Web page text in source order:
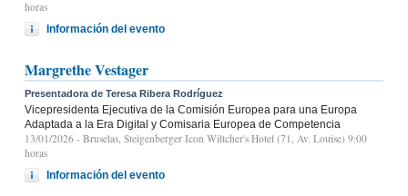
horas
Información del evento
Margrethe Vestager
Presentadora de Teresa Ribera Rodríguez
Vicepresidenta Ejecutiva de la Comisión Europea para una Europa
Adaptada a la Era Digital y Comisaria Europea de Competencia
13/01/2026 - Bruselas, Steigenberger Icon Wiltcher's Hotel (71, Av. Louise) 9:00
horas
Información del evento